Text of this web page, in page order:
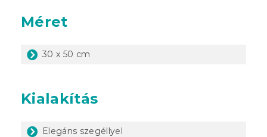
Méret
30 x 50 cm
Kialakítás
Elegáns szegéllyel